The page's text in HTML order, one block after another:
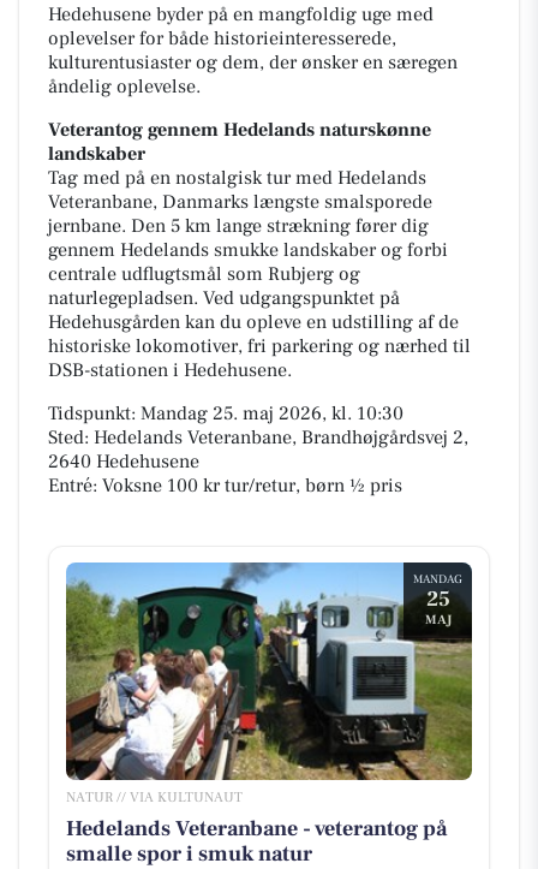
Hedehusene byder på en mangfoldig uge med
oplevelser for både historieinteresserede,
kulturentusiaster og dem, der ønsker en særegen
åndelig oplevelse.
Veterantog gennem Hedelands naturskønne
landskaber
Tag med på en nostalgisk tur med Hedelands
Veteranbane, Danmarks længste smalsporede
jernbane. Den 5 km lange strækning fører dig
gennem Hedelands smukke landskaber og forbi
centrale udflugtsmål som Rubjerg og
naturlegepladsen. Ved udgangspunktet på
Hedehusgården kan du opleve en udstilling af de
historiske lokomotiver, fri parkering og nærhed til
DSB-stationen i Hedehusene.
Tidspunkt: Mandag 25. maj 2026, kl. 10:30
Sted: Hedelands Veteranbane, Brandhøjgårdsvej 2,
2640 Hedehusene
Entré: Voksne 100 kr tur/retur, børn ½ pris
MANDAG
25
MAJ
NATUR // VIA KULTUNAUT
Hedelands Veteranbane - veterantog på
smalle spor i smuk natur